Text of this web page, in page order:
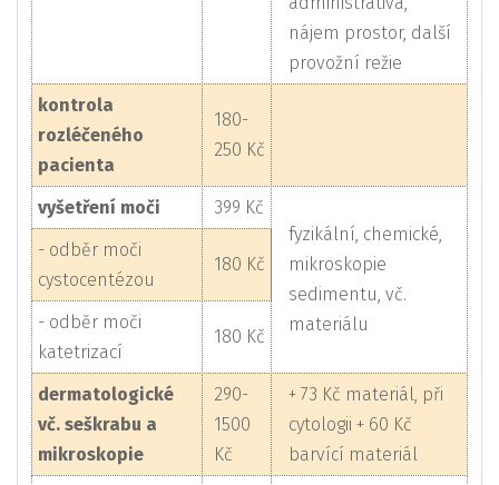
nájem prostor, další
provožní režie
kontrola
rozléčeného
pacienta
180-
250 Kč
vyšetření moči
399 Kč
fyzikální, chemické,
mikroskopie
sedimentu, vč.
materiálu
- odběr moči
cystocentézou
180 Kč
- odběr moči
katetrizací
180 Kč
dermatologické
vč. seškrabu a
mikroskopie
290-
1500
Kč
+ 73 Kč materiál, při
cytologii + 60 Kč
barvící materiál